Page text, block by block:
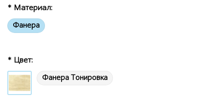
* Материал:
Фанера
* Цвет:
Фанера Тонировка